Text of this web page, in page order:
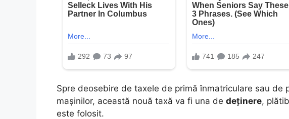
Spre deosebire de taxele de primă înmatriculare sau de
mașinilor, această nouă taxă va fi una de deținere,
este folosit.